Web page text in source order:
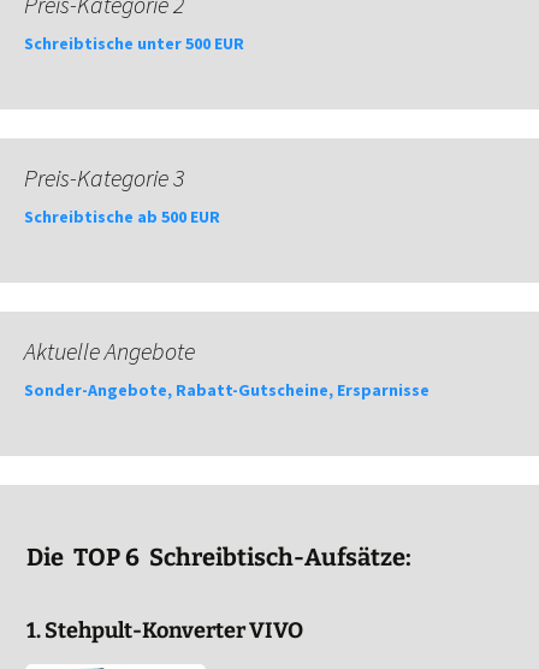
Schreibtische unter 500 EUR
Preis-Kategorie 3
Schreibtische ab 500 EUR
Aktuelle Angebote
Sonder-Angebote, Rabatt-Gutscheine, Ersparnisse
Die TOP 6 Schreibtisch-Aufsätze:
1. Stehpult-Konverter VIVO